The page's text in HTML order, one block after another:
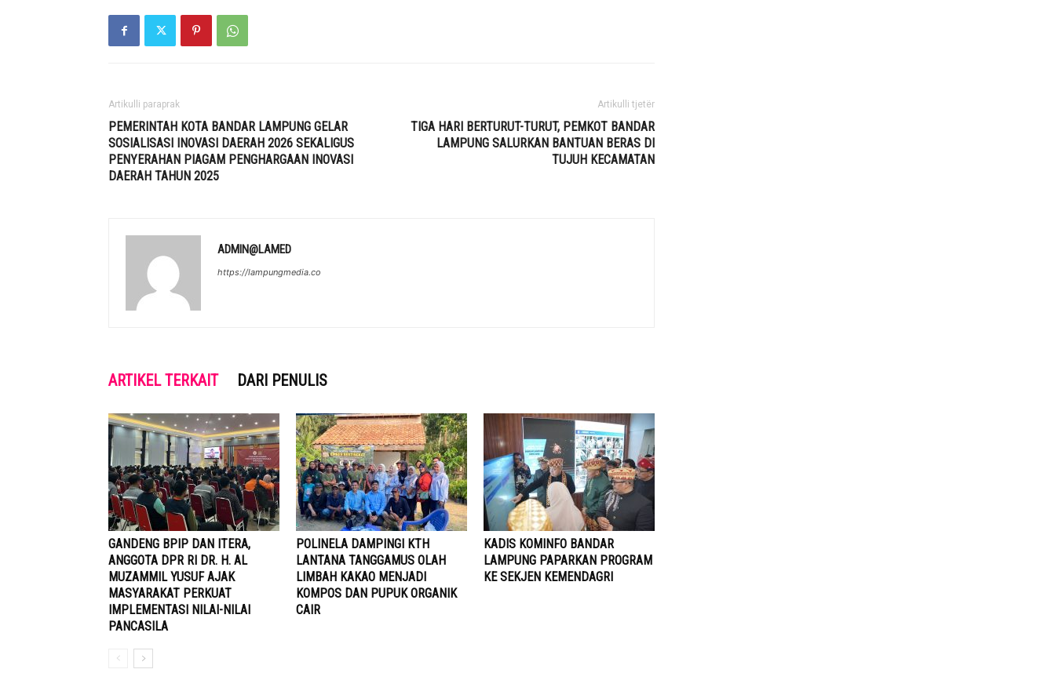
Artikulli paraprak
PEMERINTAH KOTA BANDAR LAMPUNG GELAR
SOSIALISASI INOVASI DAERAH 2026 SEKALIGUS
PENYERAHAN PIAGAM PENGHARGAAN INOVASI
DAERAH TAHUN 2025
Artikulli tjetër
TIGA HARI BERTURUT-TURUT, PEMKOT BANDAR
LAMPUNG SALURKAN BANTUAN BERAS DI
TUJUH KECAMATAN
ADMIN@LAMED
https://lampungmedia.co
ARTIKEL TERKAIT DARI PENULIS
GANDENG BPIP DAN ITERA,
ANGGOTA DPR RI DR. H. AL
MUZAMMIL YUSUF AJAK
MASYARAKAT PERKUAT
IMPLEMENTASI NILAI-NILAI
PANCASILA
POLINELA DAMPINGI KTH
LANTANA TANGGAMUS OLAH
LIMBAH KAKAO MENJADI
KOMPOS DAN PUPUK ORGANIK
CAIR
KADIS KOMINFO BANDAR
LAMPUNG PAPARKAN PROGRAM
KE SEKJEN KEMENDAGRI